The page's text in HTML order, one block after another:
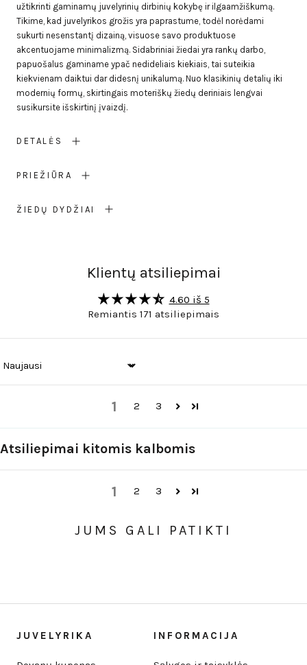
užtikrinti gaminamų juvelyrinių dirbinių kokybę ir ilgaamžiškumą.
Tikime, kad juvelyrikos grožis yra paprastume, todėl norėdami
sukurti nesenstantį dizainą, visuose savo produktuose
akcentuojame minimalizmą. Sidabriniai žiedai yra rankų darbo,
papuošalus gaminame ypač nedideliais kiekiais, tai suteikia
kiekvienam daiktui dar didesnį unikalumą. Nuo klasikinių detalių iki
modernių formų, skirtingais moteriškų žiedų deriniais lengvai
susikursite išskirtinį įvaizdį.
DETALĖS
PRIEŽIŪRA
ŽIEDŲ DYDŽIAI
Klientų atsiliepimai
4.60 iš 5
Remiantis 171 atsiliepimais
Sort by
1 2 3
Atsiliepimai kitomis kalbomis
1 2 3
JUMS GALI PATIKTI
JUVELYRIKA INFORMACIJA